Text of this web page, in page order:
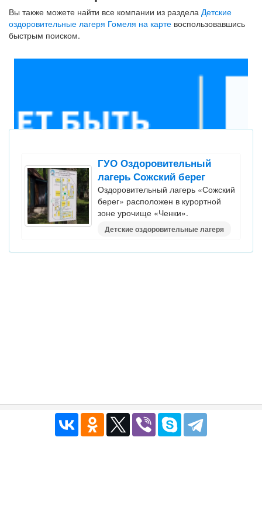
Вы также можете найти все компании из раздела Детские
оздоровительные лагеря Гомеля на карте воспользовавшись
быстрым поиском.
ГУО Оздоровительный
лагерь Сожский берег
Оздоровительный лагерь «Сожский
берег» расположен в курортной
зоне урочище «Ченки».
Детские оздоровительные лагеря
Публичный договор